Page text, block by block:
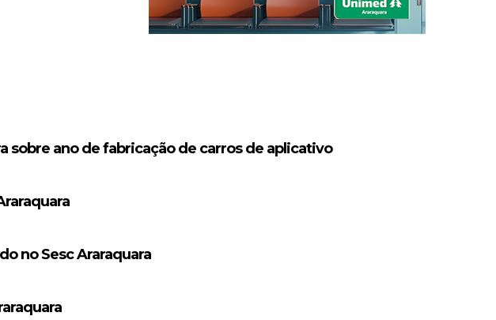
sobre ano de fabricação de carros de aplicativo
no Sesc Araraquara